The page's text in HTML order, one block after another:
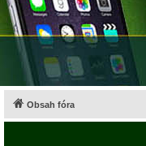
Obsah fóra